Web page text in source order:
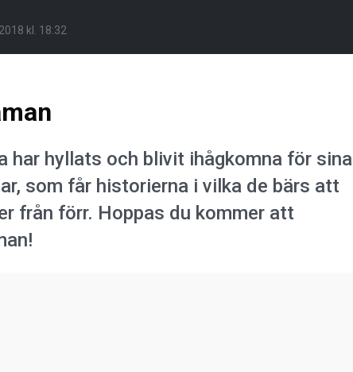
kl. 18:32
har hyllats och blivit ihågkomna för sina
som får historierna i vilka de bärs att
från förr. Hoppas du kommer att